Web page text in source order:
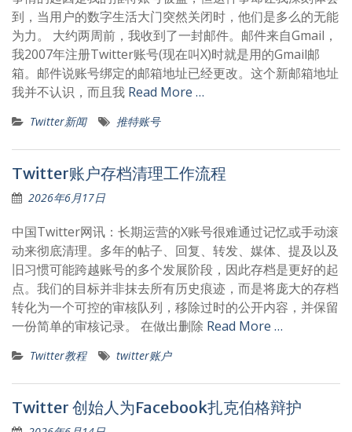
到，当用户的数字生活大门突然关闭时，他们是多么的无能
为力。 大约两周前，我收到了一封邮件。邮件来自Gmail，
我2007年注册Twitter账号(现在叫X)时就是用的Gmail邮
箱。邮件说账号绑定的邮箱地址已经更改。这个新邮箱地址
我并不认识，而且我 Read More …
Twitter新闻 推特账号
Twitter账户存档清理工作流程
2026年6月17日
中国Twitter网讯：长期运营的X账号很难通过记忆或手动滚
动来彻底清理。多年的帖子、回复、转发、媒体、提及以及
旧习惯可能跨越账号的多个发展阶段，因此存档是更好的起
点。我们的目标并非抹去所有历史痕迹，而是将庞大的存档
转化为一个可控的审核队列，移除过时的公开内容，并保留
一份简单的审核记录。 在做出删除 Read More …
Twitter教程 twitter账户
Twitter 创始人为Facebook扎克伯格辩护